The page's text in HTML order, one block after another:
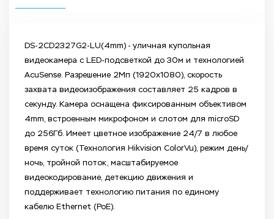
DS-2CD2327G2-LU(4mm) - уличная купольная
видеокамера с LED-подсветкой до 30м и технологией
AcuSense. Разрешение 2Мп (1920x1080), скорость
захвата видеоизображения составляет 25 кадров в
секунду. Камера оснащена фиксированным объективом
4mm, встроенным микрофоном и слотом для microSD
до 256Гб. Имеет цветное изображение 24/7 в любое
время суток (Технология Hikvision ColorVu), режим день/
ночь, тройной поток, масштабируемое
видеокодирование, детекцию движения и
поддерживает технологию питания по единому
кабелю Ethernet (PoE).